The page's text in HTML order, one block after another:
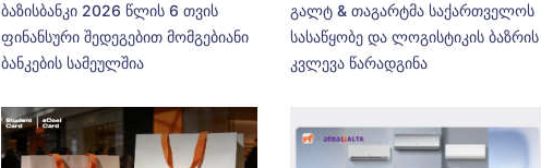
ბაზისბანკი 2026 წლის 6 თვის
ფინანსური შედეგებით მომგებიანი
ბანკების სამეულშია
გალტ & თაგარტმა საქართველოს
სასაწყობე და ლოგისტიკის ბაზრის
კვლევა წარადგინა